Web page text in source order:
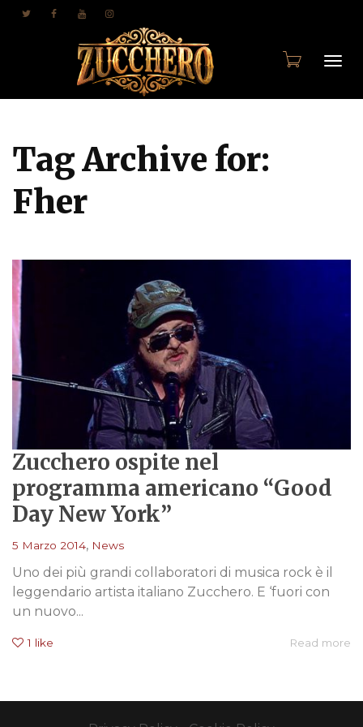
Tag Archive for:
Fher
Zucchero ospite nel
programma americano “Good
Day New York”
5 Marzo 2014, News
Uno dei più grandi collaboratori di musica rock è il
leggendario artista italiano Zucchero. E ‘fuori con
un nuovo...
1 like Read more